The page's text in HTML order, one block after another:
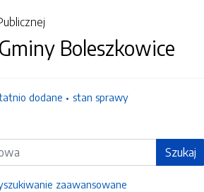
Boleszkowice
dodane stan sprawy
Szukaj
zaawansowane